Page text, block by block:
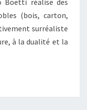
Boetti réalise des
(bois, carton,
surréaliste
à la dualité et la